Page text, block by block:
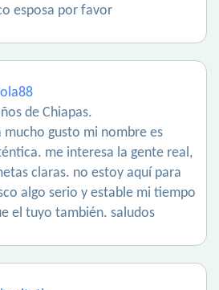
esposa por favor
de Chiapas.
mucho gusto mi nombre es
me interesa la gente real,
claras. no estoy aquí para
algo serio y estable mi tiempo
el tuyo también. saludos